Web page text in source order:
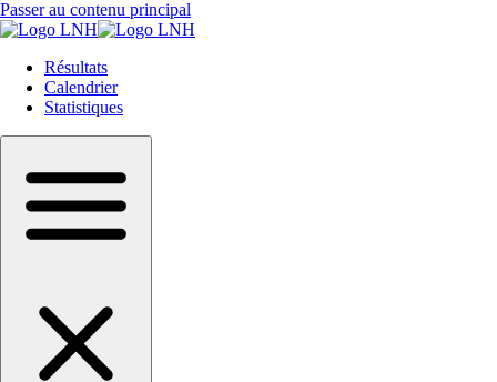
Passer au contenu principal
Résultats
Calendrier
Statistiques